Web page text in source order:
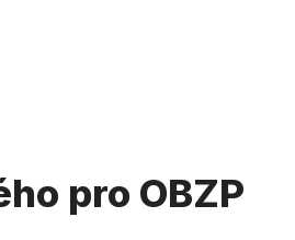
pro OBZP